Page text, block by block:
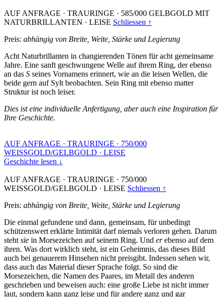
AUF ANFRAGE · TRAURINGE · 585/000 GELBGOLD MIT
NATURBRILLANTEN · LEISE Schliessen ↑
Preis: abhängig von Breite, Weite, Stärke und Legierung
Acht Naturbrillanten in changierenden Tönen für acht gemeinsame
Jahre. Eine sanft geschwungene Welle auf ihrem Ring, der ebenso
an das S seines Vornamens erinnert, wie an die leisen Wellen, die
beide gern auf Sylt beobachten. Sein Ring mit ebenso matter
Struktur ist noch leiser.
Dies ist eine individuelle Anfertigung, aber auch eine Inspiration für
Ihre Geschichte.
AUF ANFRAGE · TRAURINGE · 750/000
WEISSGOLD/GELBGOLD · LEISE
Geschichte lesen ↓
AUF ANFRAGE · TRAURINGE · 750/000
WEISSGOLD/GELBGOLD · LEISE Schliessen ↑
Preis: abhängig von Breite, Weite, Stärke und Legierung
Die einmal gefundene und dann, gemeinsam, für unbedingt
schützenswert erklärte Intimität darf niemals verloren gehen. Darum
steht sie in Morsezeichen auf seinem Ring. Und erebenso auf dem
ihren. Was dort wirklich steht, ist ein Geheimnis, das dieses Bild
auch bei genauerem Hinsehen nicht preisgibt. Indessen sehen wir,
dass auch das Material dieser Sprache folgt. So sind die
Morsezeichen, die Namen des Paares, im Metall des anderen
geschrieben und beweisen auch: eine große Liebe ist nicht immer
laut, sondern kann ganz leise und für andere ganz und gar